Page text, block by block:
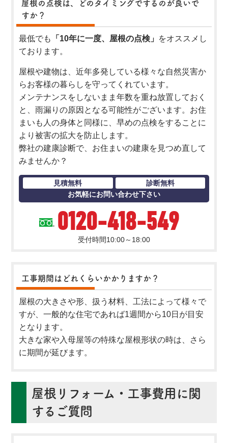
屋根の点検は、どのタイミングでするのが良いで
すか？
最低でも 「10年に一度、屋根の点検」 をオススメし
ております。
屋根や建物は、近年多発している様々な自然災害か
らお客様の暮らしを守ってくれています。
メンテナンスをしないまま年数を重ね放置しておく
と、雨漏りの原因となる可能性がございます。お住
まいも人の身体と同様に、早めの点検をすることに
より被害の拡大を防止します。
弊社の建康診断で、お住まいの建康を見つめ直して
みませんか？
見積無料
診断無料
お気軽にお問い合わせ下さい
0120-418-549
受付時間10:00～18:00
工事期間はどれくらいかかりますか？
屋根の大きさや形、扱う材料、工法によって様々で
すが、一般的な住宅であれば1週間から10日が目安
となります。
大きな家や入母屋等の特殊な屋根形状の時は、さら
に期間が延びます。
屋根リフォーム・工事費用に関
するご質問